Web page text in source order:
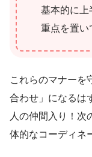
基本的に上
重点を置い
これらのマナーを
合わせ」になるは
人の仲間入り！次
体的なコーディネ